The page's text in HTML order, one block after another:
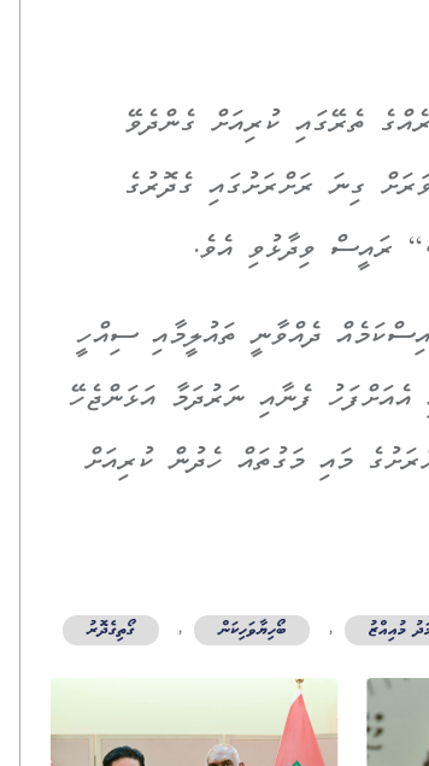
ތެރޭގައި ކުރިއަށް ގެންދެވޭ
އަޅުގަނޑު ވާނީ ވަރަށް ގިނަ ރަށްރަށުގައި ގެދޮރުގެ
ރައީސް ވިދާޅުވި އެވެ.
ދެއްވާނީ ތައުލީމާއި ސިއްހީ
ފެނާއި ނަރުދަމާ އަޅަންޖެހޭ
މައި މަގުތައް ހެދުން ކުރިއަށް
މުއިއްޒު , ބޯހިޔާވަހިކަން , ގޯތިގެދޮރު